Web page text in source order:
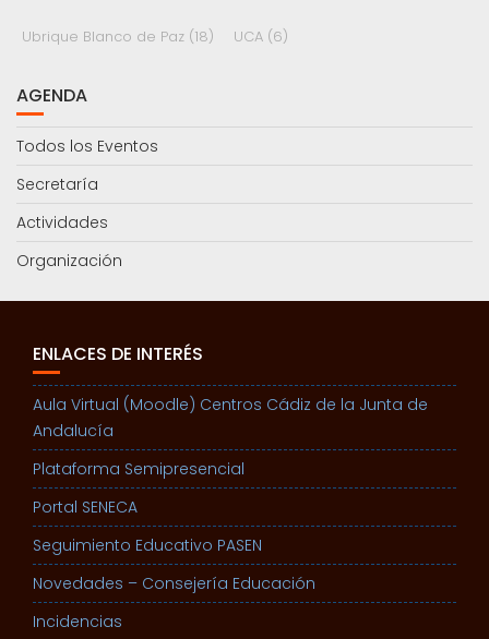
Ubrique Blanco de Paz (18) UCA (6)
AGENDA
Todos los Eventos
Secretaría
Actividades
Organización
ENLACES DE INTERÉS
Aula Virtual (Moodle) Centros Cádiz de la Junta de
Andalucía
Plataforma Semipresencial
Portal SENECA
Seguimiento Educativo PASEN
Novedades – Consejería Educación
Incidencias